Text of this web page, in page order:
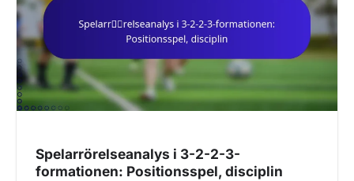
Spelarrörelseanalys i 3-2-2-3-
formationen: Positionsspel, disciplin